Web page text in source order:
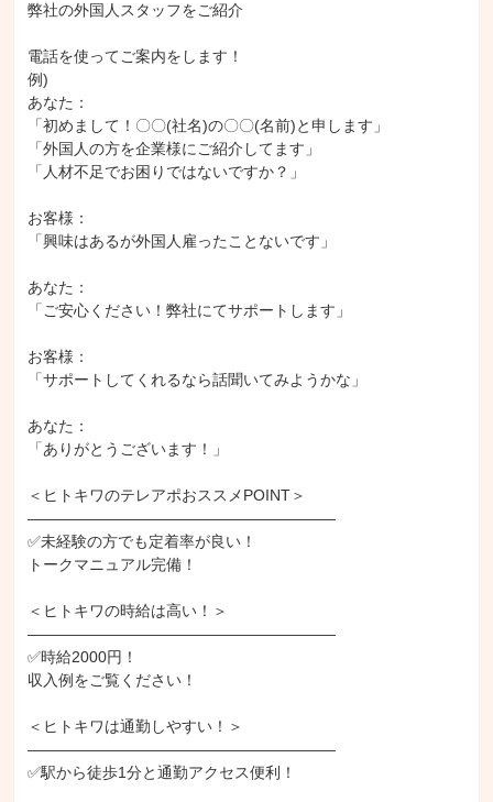
弊社の外国人スタッフをご紹介
電話を使ってご案内をします！
例)
あなた：
「初めまして！〇〇(社名)の〇〇(名前)と申します」
「外国人の方を企業様にご紹介してます」
「人材不足でお困りではないですか？」
お客様：
「興味はあるが外国人雇ったことないです」
あなた：
「ご安心ください！弊社にてサポートします」
お客様：
「サポートしてくれるなら話聞いてみようかな」
あなた：
「ありがとうございます！」
＜ヒトキワのテレアポおススメPOINT＞
――――――――――――――――――――
✅未経験の方でも定着率が良い！
トークマニュアル完備！
＜ヒトキワの時給は高い！＞
――――――――――――――――――――
✅時給2000円！
収入例をご覧ください！
＜ヒトキワは通勤しやすい！＞
――――――――――――――――――――
✅駅から徒歩1分と通勤アクセス便利！